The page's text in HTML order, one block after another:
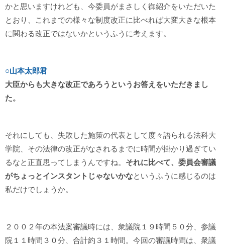
かと思いますけれども、今委員がまさしく御紹介をいただいた
とおり、これまでの様々な制度改正に比べれば大変大きな根本
に関わる改正ではないかというふうに考えます。
○山本太郎君
大臣からも大きな改正であろうというお答えをいただきまし
た。
それにしても、失敗した施策の代表として度々語られる法科大
学院、その法律の改正がなされるまでに時間が掛かり過ぎてい
るなと正直思ってしまうんですね。 それに比べて、委員会審議
がちょっとインスタントじゃないかなというふうに感じるのは
私だけでしょうか。
２００２年の本法案審議時には、衆議院１９時間５０分、参議
院１１時間３０分、合計約３１時間。今回の審議時間は、衆議